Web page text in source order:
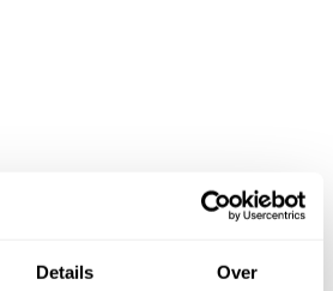
Details Over